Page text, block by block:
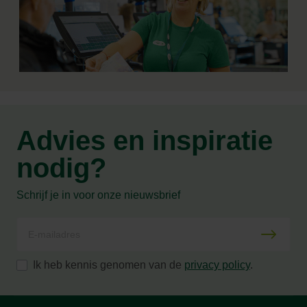
Advies en inspiratie
nodig?
Schrijf je in voor onze nieuwsbrief
Ik heb kennis genomen van de privacy policy.